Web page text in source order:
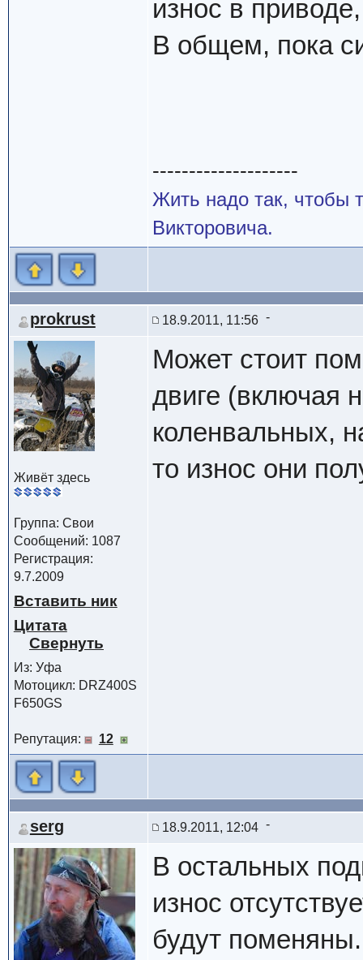
износ в
В общем, пока
--------------------
Жить надо так, чтобы
Викторовича.
prokrust 18.9.2011, 11:56
Живёт здесь
Группа: Свои
Сообщений: 1087
Регистрация:
9.7.2009
Вставить ник
Цитата
Из: Уфа
Мотоцикл: DRZ400S
F650GS
Репутация: 12
Может стоит
двиге (включая
коленвальных,
то износ они
serg 18.9.2011, 12:04
В остальных
износ
будут